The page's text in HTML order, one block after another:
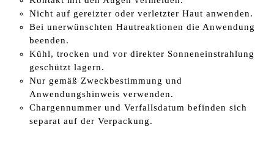
Nicht auf gereizter oder verletzter Haut anwenden.
Bei unerwünschten Hautreaktionen die Anwendung
beenden.
Kühl, trocken und vor direkter Sonneneinstrahlung
geschützt lagern.
Nur gemäß Zweckbestimmung und
Anwendungshinweis verwenden.
Chargennummer und Verfallsdatum befinden sich
separat auf der Verpackung.